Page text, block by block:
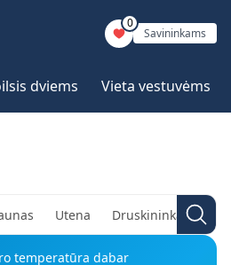
0
Savininkams
dviems Vieta vestuvėms
Utena Druskininkai
temperatūra dabar